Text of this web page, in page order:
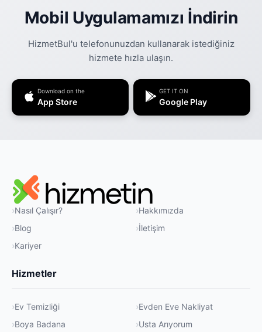
Mobil Uygulamamızı İndirin
HizmetBul'u telefonunuzdan kullanarak istediğiniz
hizmete hızla ulaşın.
Download on the
App Store
GET IT ON
Google Play
Nasıl Çalışır?
Hakkımızda
Blog
İletişim
Kariyer
Hizmetler
Ev Temizliği
Evden Eve Nakliyat
Boya Badana
Usta Arıyorum